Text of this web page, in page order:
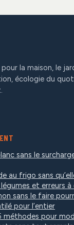
la maison, le
écologie du
sans le
au frigo sans
et erreurs à
sans le faire
pour l’entier
méthodes pour